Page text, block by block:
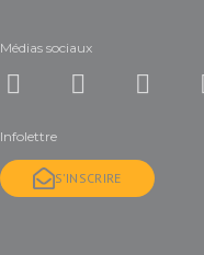
Médias sociaux
Infolettre
S'INSCRIRE